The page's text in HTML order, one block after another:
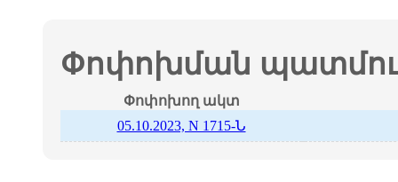
Փոփոխման
Փոփոխող ակտ
05.10.2023, N 1715-Ն